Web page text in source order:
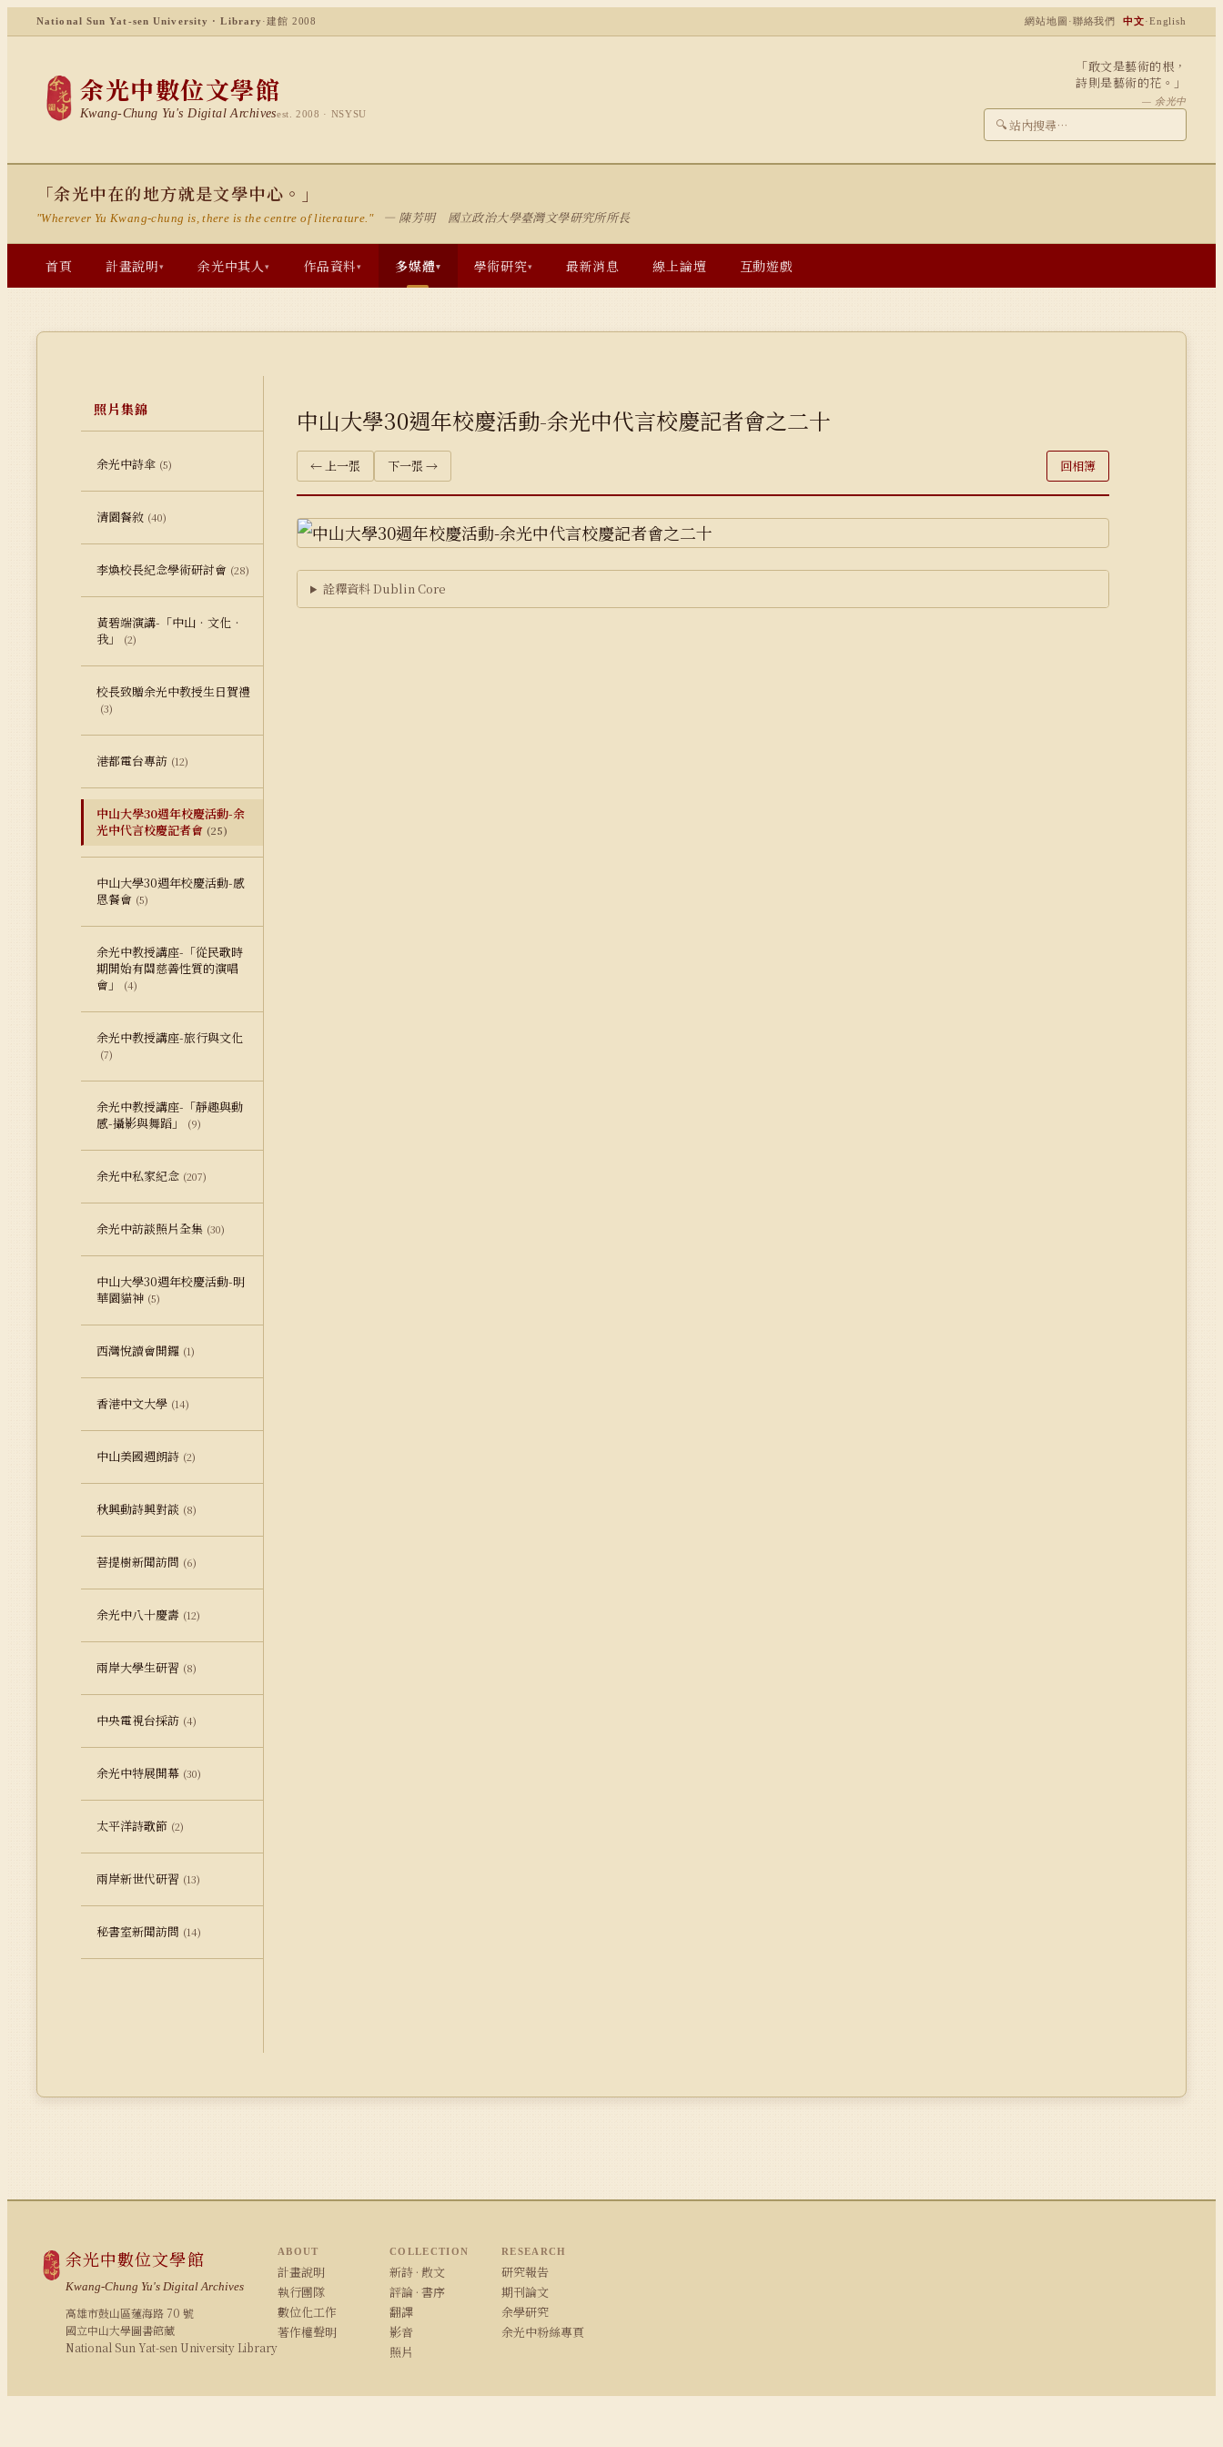
National Sun Yat-sen University · Library ·建館 2008 網站地圖 ·聯絡我們 中文·English
余光中數位文學館
Kwang-Chung Yu's Digital Archivesest. 2008 · NSYSU
「敢文是藝術的根，
詩則是藝術的花。」
— 余光中
🔍
「余光中在的地方就是文學中心。」
"Wherever Yu Kwang-chung is, there is the centre of literature." — 陳芳明 國立政治大學臺灣文學研究所所長
首頁 計畫說明▾ 余光中其人▾ 作品資料▾ 多媒體▾ 學術研究▾ 最新消息 線上論壇 互動遊戲
照片集錦
余光中詩傘 (5)
清園餐敘 (40)
李煥校長紀念學術研討會 (28)
黃碧端演講-「中山‧文化‧
我」
(2)
校長致贈余光中教授生日賀禮
(3)
港都電台專訪 (12)
中山大學30週年校慶活動-余
光中代言校慶記者會 (25)
中山大學30週年校慶活動-感
恩餐會 (5)
余光中教授講座-「從民歌時
期開始有關慈善性質的演唱
會」
(4)
余光中教授講座-旅行與文化
(7)
余光中教授講座-「靜趣與動
感-攝影與舞蹈」
(9)
余光中私家紀念 (207)
余光中訪談照片全集 (30)
中山大學30週年校慶活動-明
華園貓神 (5)
西灣悅讀會開鑼 (1)
香港中文大學 (14)
中山美國週朗詩 (2)
秋興動詩興對談 (8)
菩提樹新聞訪問 (6)
余光中八十慶壽 (12)
兩岸大學生研習 (8)
中央電視台採訪 (4)
余光中特展開幕 (30)
太平洋詩歌節 (2)
兩岸新世代研習 (13)
秘書室新聞訪問 (14)
中山大學30週年校慶活動-余光中代言校慶記者會之二十
← 上一張 下一張 → 回相簿
詮釋資料 Dublin Core
余光中數位文學館
Kwang-Chung Yu's Digital Archives
高雄市鼓山區蓮海路 70 號
國立中山大學圖書館藏
National Sun Yat-sen University Library
ABOUT
計畫說明
執行團隊
數位化工作
著作權聲明
COLLECTION
新詩 · 散文
評論 · 書序
翻譯
影音
照片
RESEARCH
研究報告
期刊論文
余學研究
余光中粉絲專頁